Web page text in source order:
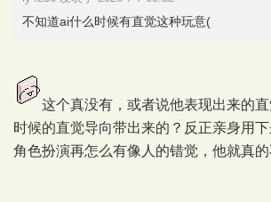
不知道ai什么时候有直觉这种玩意(
这个真没有，或者说他表现出来的
时候的直觉导向带出来的？反正亲身用
角色扮演再怎么有像人的错觉，他就真的